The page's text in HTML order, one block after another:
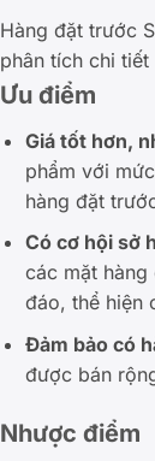
Hàng đặt trước
phân tích chi
Ưu điểm
Giá tốt hơn,
phẩm với
hàng đặt
Có cơ hội sở
các mặt
đáo, thể hiện
Đảm bảo có
được bán
Nhược điểm